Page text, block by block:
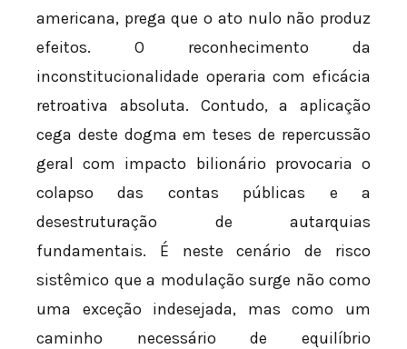
americana, prega que o ato nulo não produz
efeitos. O reconhecimento da
inconstitucionalidade operaria com eficácia
retroativa absoluta. Contudo, a aplicação
cega deste dogma em teses de repercussão
geral com impacto bilionário provocaria o
colapso das contas públicas e a
desestruturação de autarquias
fundamentais. É neste cenário de risco
sistêmico que a modulação surge não como
uma exceção indesejada, mas como um
caminho necessário de equilíbrio